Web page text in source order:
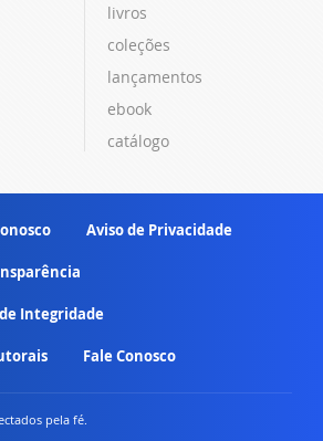
livros
coleções
lançamentos
ebook
catálogo
Aviso de Privacidade
Integridade
Fale Conosco
pela fé.